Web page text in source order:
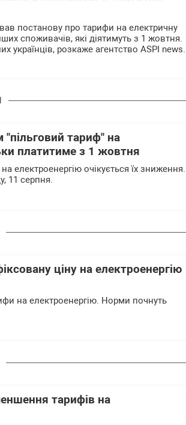
постанову про тарифи на електричну
споживачів, які діятимуть з 1 жовтня.
українців, розкаже агентство ASPI news.
"пільговий тариф" на
платитиме з 1 жовтня
електроенергію очікується їх зниження.
11 серпня.
ціну на електроенергію
на електроенергію. Норми почнуть
тарифів на